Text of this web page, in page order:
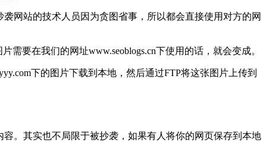
网站的技术人员因为贪图省事，所以都会直接使用对方的网
要在我们的网址www.seoblogs.cn下使用的话，就会变成。
下的图片下载到本地，然后通过FTP将这张图片上传到
。其实也不局限于被抄袭，如果有人将你的网页保存到本地